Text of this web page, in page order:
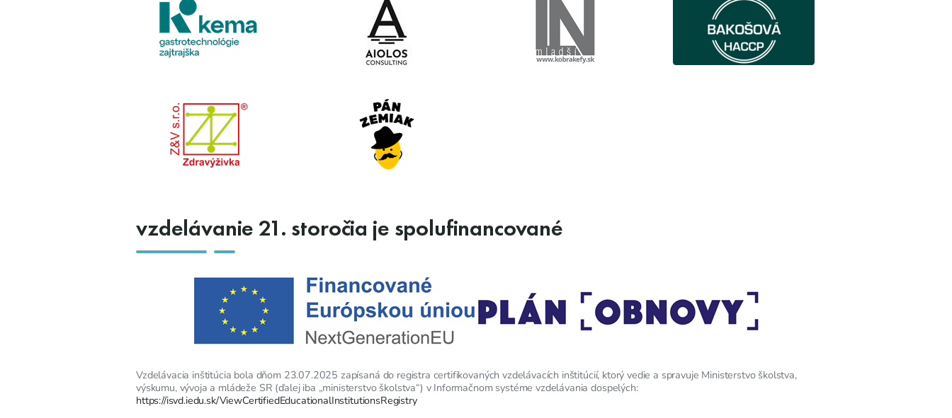
vzdelávanie 21. storočia je spolufinancované
Vzdelávacia inštitúcia bola dňom 23.07.2025 zapísaná do registra certifikovaných vzdelávacích inštitúcií, ktorý vedie a spravuje Ministerstvo školstva,
výskumu, vývoja a mládeže SR (ďalej iba „ministerstvo školstva“) v Informačnom systéme vzdelávania dospelých:
https://isvd.iedu.sk/ViewCertifiedEducationalInstitutionsRegistry